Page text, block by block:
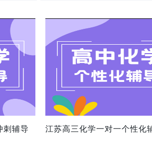
刺辅导 江苏高三化学一对一个性化